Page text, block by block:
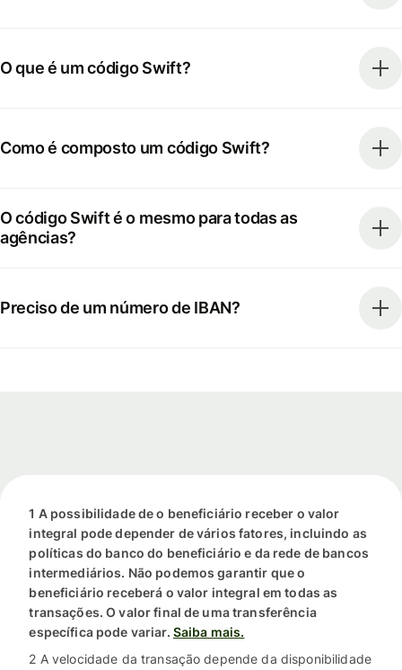
O que é um código Swift?
Como é composto um código Swift?
O código Swift é o mesmo para todas as
agências?
Preciso de um número de IBAN?
1 A possibilidade de o beneficiário receber o valor
integral pode depender de vários fatores, incluindo as
políticas do banco do beneficiário e da rede de bancos
intermediários. Não podemos garantir que o
beneficiário receberá o valor integral em todas as
transações. O valor final de uma transferência
específica pode variar. Saiba mais.
2 A velocidade da transação depende da disponibilidade